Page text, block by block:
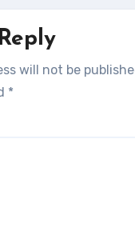
will not be
*